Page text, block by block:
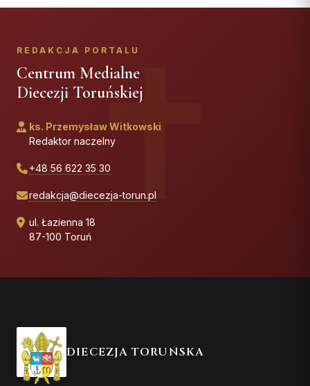
REDAKCJA PORTALU
Centrum Medialne
Diecezji Toruńskiej
ks. Przemysław Witkowski
Redaktor naczelny
+48 56 622 35 30
redakcja@diecezja-torun.pl
ul. Łazienna 18
87-100 Toruń
DIECEZJA TORUŃSKA